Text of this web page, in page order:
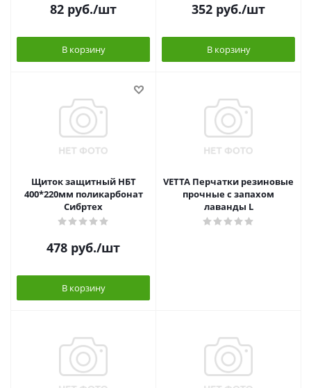
82 руб./шт
В корзину
352 руб./шт
В корзину
Щиток защитный НБТ
400*220мм поликарбонат
Сибртех
478 руб./шт
В корзину
VETTA Перчатки резиновые
прочные с запахом
лаванды L